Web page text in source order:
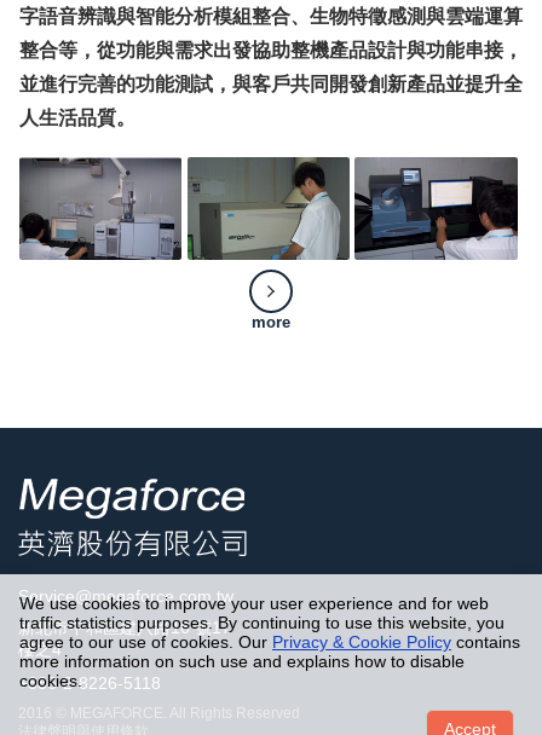
We use cookies to improve your user experience and for web
traffic statistics purposes. By continuing to use this website, you
agree to our use of cookies. Our Privacy & Cookie Policy contains
more information on such use and explains how to disable
cookies.
Accept
字語音辨識與智能分析模組整合、生物特徵感測與雲端運算
整合等，從功能與需求出發協助整機產品設計與功能串接，
並進行完善的功能測試，與客戶共同開發創新產品並提升全
人生活品質。
more
Service@megaforce.com.tw
新北市中和區建八路16 號17
樓之4
+886-2-8226-5118
2016 © MEGAFORCE. All Rights Reserved
法律聲明與使用條款